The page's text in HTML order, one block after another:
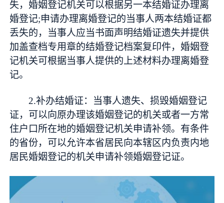
失，婚姻登记机关可以根据另一本结婚证办理离
婚登记;申请办理离婚登记的当事人两本结婚证都
丢失的，当事人应当书面声明结婚证遗失并提供
加盖查档专用章的结婚登记档案复印件，婚姻登
记机关可根据当事人提供的上述材料办理离婚登
记。
2.补办结婚证：当事人遗失、损毁婚姻登记
证，可以向原办理该婚姻登记的机关或者一方常
住户口所在地的婚姻登记机关申请补领。有条件
的省份，可以允许本省居民向本辖区内负责内地
居民婚姻登记的机关申请补领婚姻登记证。